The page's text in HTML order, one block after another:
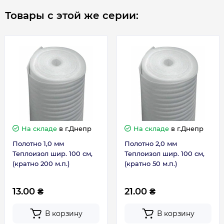
- Обладает хорошими амортизирующими
- Химически и биологически устойчив
- Звукоизоляция от шумов
Применение
Теплоизоляционные материалы из
вспененного полиэтилена способны решать
большинство задач: тепло -, гидо-, вибро-,
звукоизоляции, как на уровне отдельно взятой
уровне промышленных обьектов.
вспененный полиэтилен широко применяется:
- звуко - , вибро - , гидро -, теплоизоляция
- для устройства «теплых полов»;
Товары с этой же серии:
На складе в г.Днепр
Полотно 1,0 мм
Теплоизол шир. 100 см,
(кратно 200 м.п.)
13.00 ₴
В корзину
На складе в г.Днепр
Полотно 2,0 мм
Теплоизол шир. 100 см,
(кратно 50 м.п.)
21.00 ₴
В корзину